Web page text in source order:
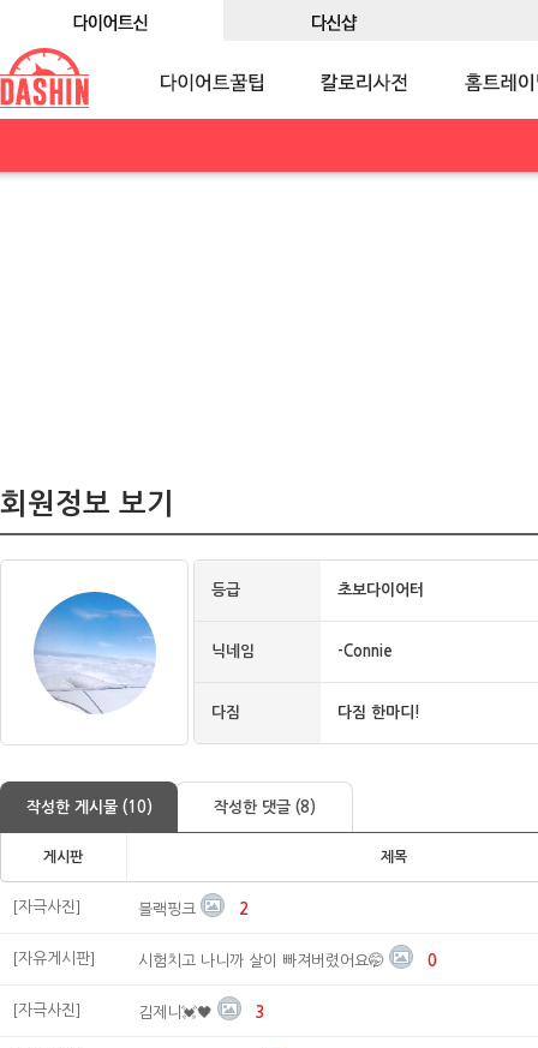
회원정보 보기
등급 초보다이어터
닉네임 -Connie
다짐 다짐 한마디!
작성한 게시물 (10) 작성한 댓글 (8)
게시판 제목
[자극사진] 블랙핑크 2
[자유게시판] 시험치고 나니까 살이 빠져버렸어요🤭 0
[자극사진] 김제니💓🖤 3